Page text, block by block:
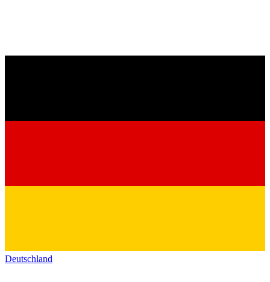
Deutschland